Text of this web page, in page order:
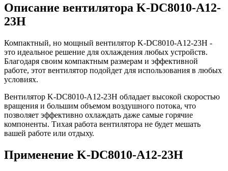
Описание вентилятора K-DC8010-A12-
23H
Компактный, но мощный вентилятор K-DC8010-A12-23H -
это идеальное решение для охлаждения любых устройств.
Благодаря своим компактным размерам и эффективной
работе, этот вентилятор подойдет для использования в любых
условиях.
Вентилятор K-DC8010-A12-23H обладает высокой скоростью
вращения и большим объемом воздушного потока, что
позволяет эффективно охлаждать даже самые горячие
компоненты. Тихая работа вентилятора не будет мешать
вашей работе или отдыху.
Применение K-DC8010-A12-23H